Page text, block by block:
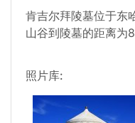
肯吉尔拜陵墓位于东
山谷到陵墓的距离为8
照片库: